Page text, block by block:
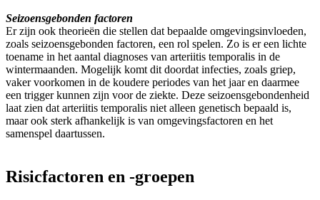
Seizoensgebonden factoren
Er zijn ook theorieën die stellen dat bepaalde omgevingsinvloeden,
zoals seizoensgebonden factoren, een rol spelen. Zo is er een lichte
toename in het aantal diagnoses van arteriitis temporalis in de
wintermaanden. Mogelijk komt dit doordat infecties, zoals griep,
vaker voorkomen in de koudere periodes van het jaar en daarmee
een trigger kunnen zijn voor de ziekte. Deze seizoensgebondenheid
laat zien dat arteriitis temporalis niet alleen genetisch bepaald is,
maar ook sterk afhankelijk is van omgevingsfactoren en het
samenspel daartussen.
Risicfactoren en -groepen